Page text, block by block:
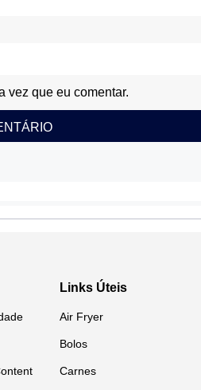
vez que eu comentar.
Links Úteis
Air Fryer
Bolos
Carnes